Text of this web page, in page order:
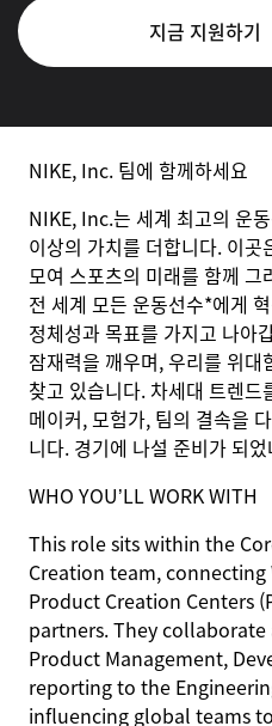
지금 지원하기
NIKE, Inc. 팀에 함께하세요
NIKE, Inc.는 세계 최고의 운
이상의 가치를 더합니다. 이
모여 스포츠의 미래를 함께
전 세계 모든 운동선수*에게
정체성과 목표를 가지고 나아
잠재력을 깨우며, 우리를 위
찾고 있습니다. 차세대 트렌
메이커, 모험가, 팀의 결속을
니다. 경기에 나설 준비가 되었
WHO YOU’LL WORK WITH
This role sits within the
Creation team,
Product Creation Centers
partners. They
Product Management,
reporting to the
influencing global teams